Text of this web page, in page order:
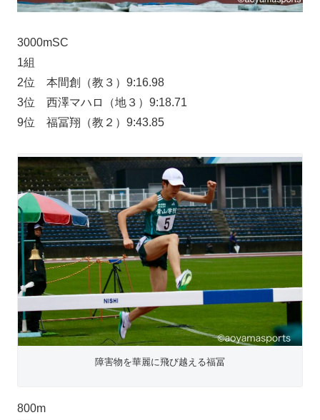
3000mSC
1組
2位 本間創（教３）9:16.98
3位 西澤マハロ（地３）9:18.71
9位 福冨翔（教２）9:43.85
障害物を華麗に飛び越える福冨
800m